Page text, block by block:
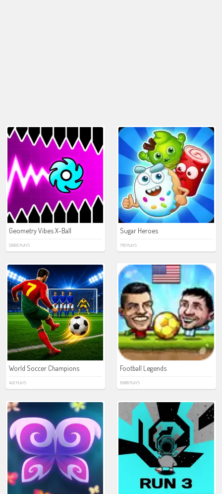
Geometry Vibes X-Ball
59905 PLAYS
Sugar Heroes
7110 PLAYS
World Soccer Champions
1432 PLAYS
Football Legends
15988 PLAYS